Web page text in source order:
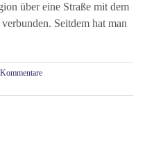
über eine Straße mit dem
Seitdem hat man